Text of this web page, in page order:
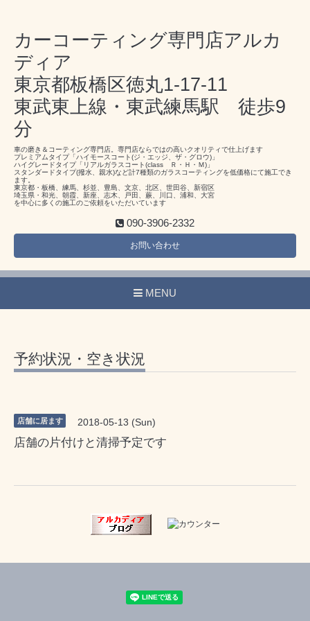
カーコーティング専門店アルカ
ディア
東京都板橋区徳丸1-17-11
東武東上線・東武練馬駅 徒歩9
分
車の磨き＆コーティング専門店。専門店ならではの高いクオリティで仕上げます
プレミアムタイプ「ハイモースコート(ジ・エッジ、ザ・グロウ)」
ハイグレードタイプ「リアルガラスコート(class Ｒ・Ｈ・Ｍ)」
スタンダードタイプ(撥水、親水)など計7種類のガラスコーティングを低価格にて施工でき
ます。
東京都・板橋、練馬、杉並、豊島、文京、北区、世田谷、新宿区
埼玉県・和光、朝霞、新座、志木、戸田、蕨、川口、浦和、大宮
を中心に多くの施工のご依頼をいただいています
090-3906-2332
お問い合わせ
MENU
予約状況・空き状況
店舗に居ます 2018-05-13 (Sun)
店舗の片付けと清掃予定です